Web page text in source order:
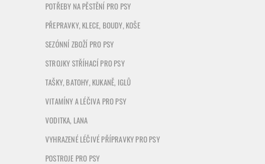
POTŘEBY NA PĚSTĚNÍ PRO PSY
PŘEPRAVKY, KLECE, BOUDY, KOŠE
SEZÓNNÍ ZBOŽÍ PRO PSY
STROJKY STŘÍHACÍ PRO PSY
TAŠKY, BATOHY, KUKANĚ, IGLŮ
VITAMÍNY A LÉČIVA PRO PSY
VODITKA, LANA
VYHRAZENÉ LÉČIVÉ PŘÍPRAVKY PRO PSY
POSTROJE PRO PSY